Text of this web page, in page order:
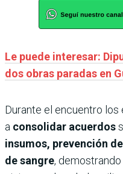
Le puede interesar:
dos obras paradas en
Durante el encuentro
a consolidar acuerdos
insumos, prevención
de sangre,